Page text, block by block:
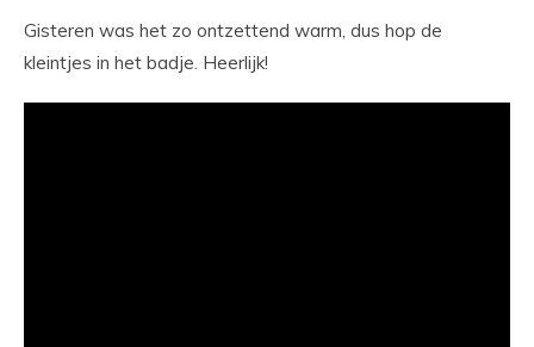
Gisteren was het zo ontzettend warm, dus hop de
kleintjes in het badje. Heerlijk!